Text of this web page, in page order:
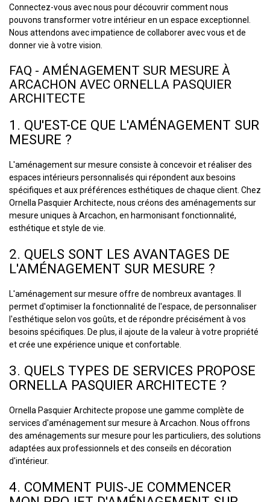
Connectez-vous avec nous pour découvrir comment nous
pouvons transformer votre intérieur en un espace exceptionnel.
Nous attendons avec impatience de collaborer avec vous et de
donner vie à votre vision.
FAQ - AMÉNAGEMENT SUR MESURE À
ARCACHON AVEC ORNELLA PASQUIER
ARCHITECTE
1. QU'EST-CE QUE L'AMÉNAGEMENT SUR
MESURE ?
L'aménagement sur mesure consiste à concevoir et réaliser des
espaces intérieurs personnalisés qui répondent aux besoins
spécifiques et aux préférences esthétiques de chaque client. Chez
Ornella Pasquier Architecte, nous créons des aménagements sur
mesure uniques à Arcachon, en harmonisant fonctionnalité,
esthétique et style de vie.
2. QUELS SONT LES AVANTAGES DE
L'AMÉNAGEMENT SUR MESURE ?
L'aménagement sur mesure offre de nombreux avantages. Il
permet d'optimiser la fonctionnalité de l'espace, de personnaliser
l'esthétique selon vos goûts, et de répondre précisément à vos
besoins spécifiques. De plus, il ajoute de la valeur à votre propriété
et crée une expérience unique et confortable.
3. QUELS TYPES DE SERVICES PROPOSE
ORNELLA PASQUIER ARCHITECTE ?
Ornella Pasquier Architecte propose une gamme complète de
services d'aménagement sur mesure à Arcachon. Nous offrons
des aménagements sur mesure pour les particuliers, des solutions
adaptées aux professionnels et des conseils en décoration
d'intérieur.
4. COMMENT PUIS-JE COMMENCER